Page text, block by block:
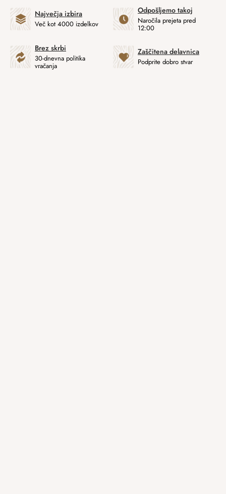
Največja izbira
Več kot 4000 izdelkov
Odpošljemo takoj
Naročila prejeta pred
12:00
Brez skrbi
30-dnevna politika
vračanja
Zaščitena delavnica
Podprite dobro stvar